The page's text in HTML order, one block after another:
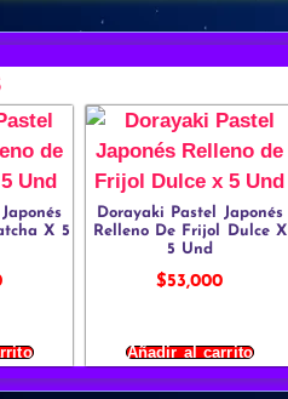
X 5
Dorayaki Pastel Japonés
Relleno De Frijol Dulce X
5 Und
$53,000
Añadir al carrito